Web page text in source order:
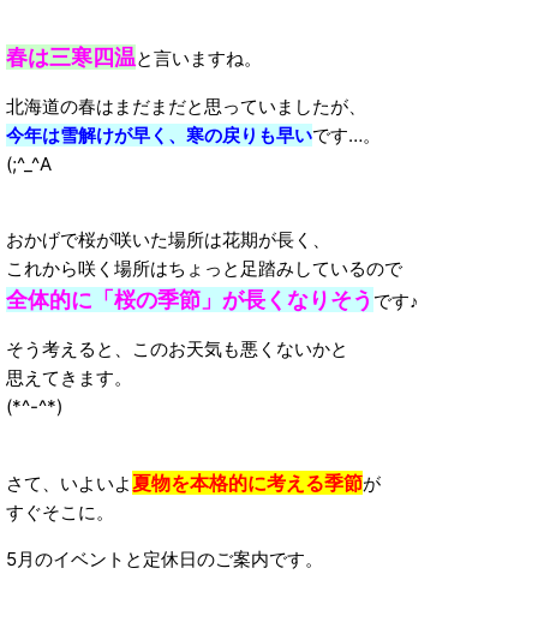
春は三寒四温と言いますね。
北海道の春はまだまだと思っていましたが、
今年は雪解けが早く、寒の戻りも早いです…。
(;^_^A
おかげで桜が咲いた場所は花期が長く、
これから咲く場所はちょっと足踏みしているので
全体的に「桜の季節」が長くなりそう です♪
そう考えると、このお天気も悪くないかと
思えてきます。
(*^-^*)
さて、いよいよ夏物を本格的に考える季節が
すぐそこに。
5月のイベントと定休日のご案内です。